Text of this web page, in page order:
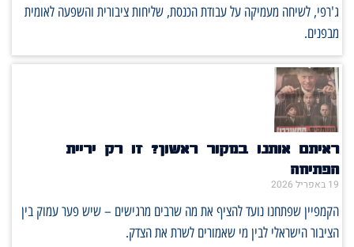
ג'רפי, לשיחה מעמיקה על עבודת הכנסת, שליחות ציבורית והשפעה לאומית
מבפנים.
ראיתם אותנו במקור ראשון? זו רק יריית
הפתיחה
19 באפריל 2026
הקמפיין שפתחנו נועד להציף את מה שרבים מרגישים – שיש פער עמוק בין
הציבור הישראלי לבין מי שאמורים לשרת את הצדק.